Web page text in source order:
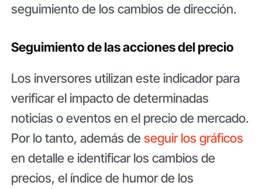
seguimiento de los cambios de dirección.
Seguimiento de las acciones del precio
Los inversores utilizan este indicador para
verificar el impacto de determinadas
noticias o eventos en el precio de mercado.
Por lo tanto, además deseguir los gráficos
en detalle e identificar los cambios de
precios, el índice de humor de los